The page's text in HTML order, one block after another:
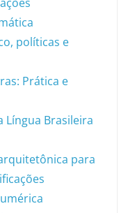
políticas e
Prática e
Língua Brasileira
para